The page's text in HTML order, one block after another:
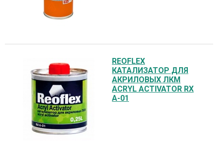
REOFLEX
КАТАЛИЗАТОР ДЛЯ
АКРИЛОВЫХ ЛКМ
ACRYL ACTIVATOR RX
А-01